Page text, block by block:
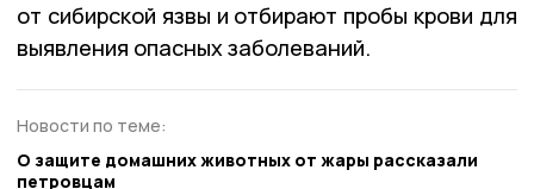
от сибирской язвы и отбирают пробы крови для
выявления опасных заболеваний.
Новости по теме:
О защите домашних животных от жары рассказали
петровцам